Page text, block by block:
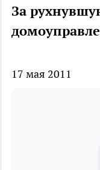
За
17 мая 2011